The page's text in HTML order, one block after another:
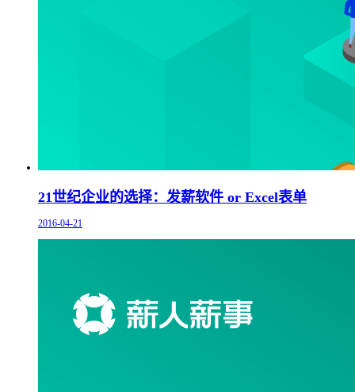
21世纪企业的选择：发薪软件 or Excel表单
2016-04-21